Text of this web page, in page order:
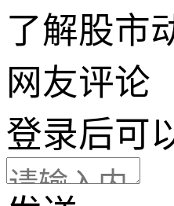
了解股市
网友评论
登录后可